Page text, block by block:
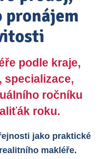
pronájem
podle kraje,
specializace,
ročníku
roku.
jako praktické
makléře.